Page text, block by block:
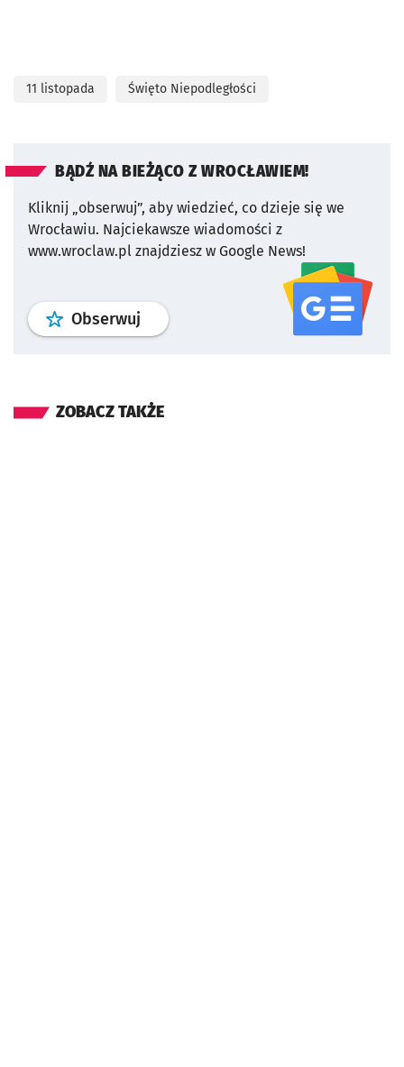
11 listopada Święto Niepodległości
BĄDŹ NA BIEŻĄCO Z WROCŁAWIEM!
Kliknij „obserwuj”, aby wiedzieć, co dzieje się we
Wrocławiu. Najciekawsze wiadomości z
www.wroclaw.pl znajdziesz w Google News!
Obserwuj profil serwisu
ZOBACZ TAKŻE